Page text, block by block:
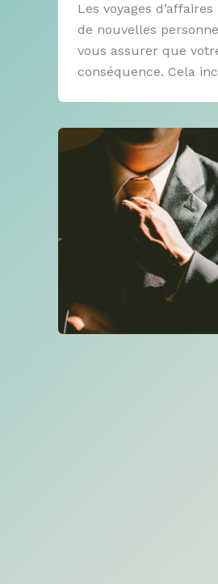
Les voyages
de nouvelles
vous assurer que
conséquence. Cela